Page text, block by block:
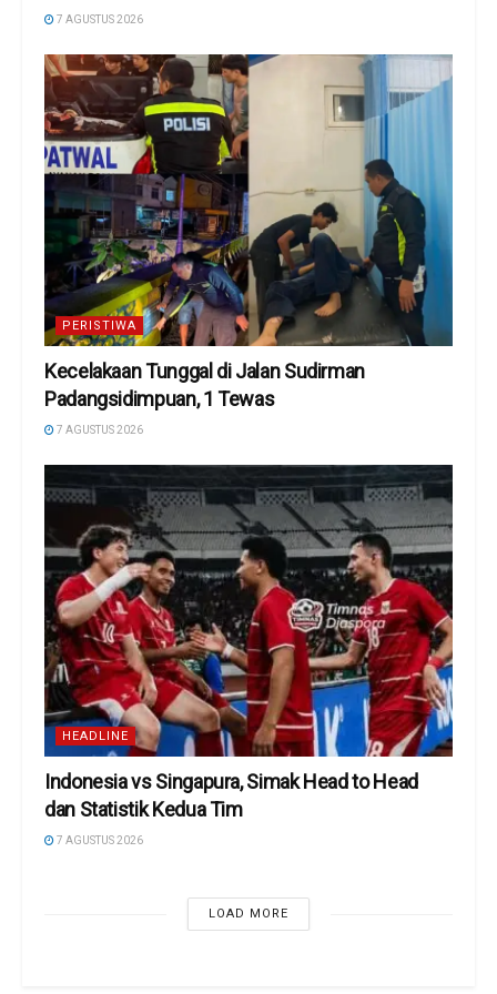
7 AGUSTUS 2026
PERISTIWA
Kecelakaan Tunggal di Jalan Sudirman
Padangsidimpuan, 1 Tewas
7 AGUSTUS 2026
HEADLINE
Indonesia vs Singapura, Simak Head to Head
dan Statistik Kedua Tim
7 AGUSTUS 2026
LOAD MORE